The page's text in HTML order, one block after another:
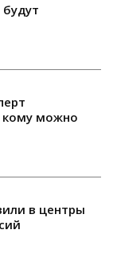
кому можно
в центры